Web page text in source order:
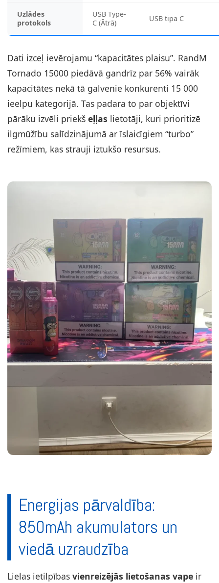
Uzlādes
protokols
USB Type-
C (Ātrā)
USB tipa C
Dati izceļ ievērojamu “kapacitātes plaisu”. RandM
Tornado 15000 piedāvā gandrīz par 56% vairāk
kapacitātes nekā tā galvenie konkurenti 15 000
ieelpu kategorijā. Tas padara to par objektīvi
pārāku izvēli priekš eļļas lietotāji, kuri prioritizē
ilgmūžību salīdzinājumā ar īslaicīgiem “turbo”
režīmiem, kas strauji iztukšo resursus.
Energijas pārvaldība:
850mAh akumulators un
viedā uzraudzība
Lielas ietilpības vienreizējās lietošanas vape ir